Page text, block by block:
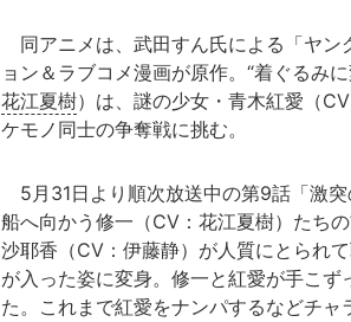
同アニメは、武田すん氏による「ヤン
ョン＆ラブコメ漫画が原作。“着ぐるみ
花江夏樹）は、謎の少女・青木紅愛（
ケモノ同士の争奪戦に挑む。
5月31日より順次放送中の第9話「激
船へ向かう修一（CV：花江夏樹）たち
沙耶香（CV：伊藤静）が人質にとられ
が入った姿に変身。修一と紅愛が手こ
た。これまで紅愛をナンパするなどチャ